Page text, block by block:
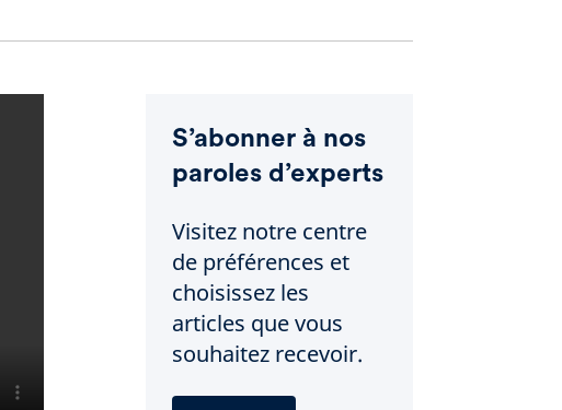
S’abonner à nos
paroles d’experts
Visitez notre centre
de préférences et
choisissez les
articles que vous
souhaitez recevoir.